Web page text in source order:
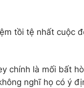
tồi tệ nhất cuộc
chính là mối bất
nghĩ họ có ý